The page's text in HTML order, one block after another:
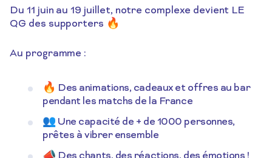
Du 11 juin au 19 juillet, notre complexe devient LE
QG des supporters 🔥
Au programme :
🔥 Des animations, cadeaux et offres au bar
pendant les matchs de la France
👥 Une capacité de + de 1000 personnes,
prêtes à vibrer ensemble